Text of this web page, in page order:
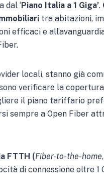
dal ‘Piano Italia a 1 Giga’.
tra abitazioni,
efficaci e
locali, stanno già
verificare la
il piano tariffario
sempre a Open Fiber
FTTH (Fiber-to-the-home,
di connessione oltre 1